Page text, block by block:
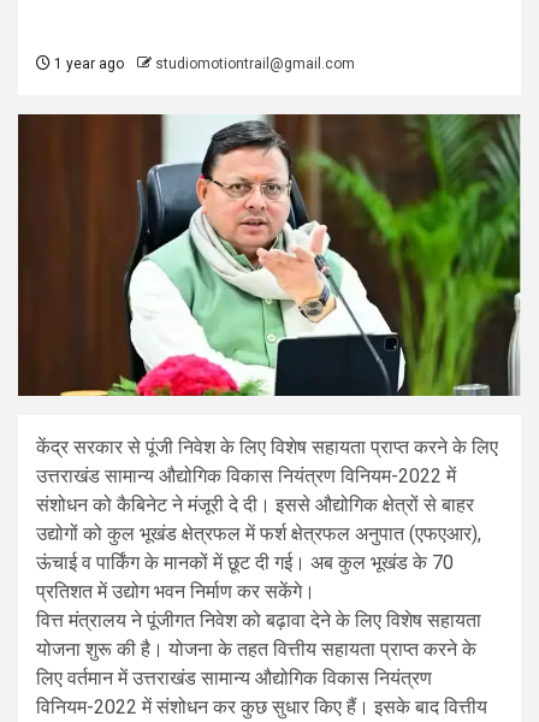
1 year ago studiomotiontrail@gmail.com
केंद्र सरकार से पूंजी निवेश के लिए विशेष सहायता प्राप्त करने के लिए
उत्तराखंड सामान्य औद्योगिक विकास नियंत्रण विनियम-2022 में
संशोधन को कैबिनेट ने मंजूरी दे दी। इससे औद्योगिक क्षेत्रों से बाहर
उद्योगों को कुल भूखंड क्षेत्रफल में फर्श क्षेत्रफल अनुपात (एफएआर),
ऊंचाई व पार्किंग के मानकों में छूट दी गई। अब कुल भूखंड के 70
प्रतिशत में उद्योग भवन निर्माण कर सकेंगे।
वित्त मंत्रालय ने पूंजीगत निवेश को बढ़ावा देने के लिए विशेष सहायता
योजना शुरू की है। योजना के तहत वित्तीय सहायता प्राप्त करने के
लिए वर्तमान में उत्तराखंड सामान्य औद्योगिक विकास नियंत्रण
विनियम-2022 में संशोधन कर कुछ सुधार किए हैं। इसके बाद वित्तीय